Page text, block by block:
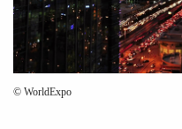
© WorldExpo